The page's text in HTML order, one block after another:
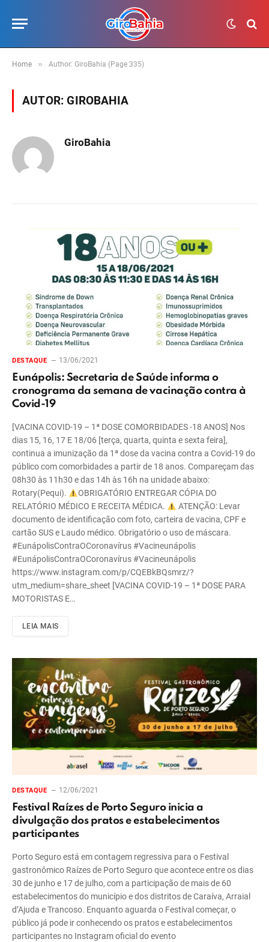
Home » Author: GiroBahia (Page 335)
AUTOR:GIROBAHIA
GiroBahia
DESTAQUE 13/06/2021
Eunápolis: Secretaria de Saúde informa o
cronograma da semana de vacinação contra à
Covid-19
[VACINA COVID-19 – 1ª DOSE COMORBIDADES -18 ANOS] Nos
dias 15, 16, 17 E 18/06 [terça, quarta, quinta e sexta feira],
continua a imunização da 1ª dose da vacina contra a Covid-19 do
público com comorbidades a partir de 18 anos. Compareçam das
08h30 às 11h30 e das 14h às 16h na unidade abaixo:
Rotary(Pequi).
OBRIGATÓRIO ENTREGAR CÓPIA DO
RELATÓRIO MÉDICO E RECEITA MÉDICA.
ATENÇÃO: Levar
documento de identificação com foto, carteira de vacina, CPF e
cartão SUS e Laudo médico. Obrigatório o uso de máscara.
#EunápolisContraOCoronavírus #Vacineunápolis
#EunápolisContraOCoronavírus #Vacineunápolis
https://www.instagram.com/p/CQEBkBQsmrz/?
utm_medium=share_sheet [VACINA COVID-19 – 1ª DOSE PARA
MOTORISTAS E…
LEIA MAIS
DESTAQUE 12/06/2021
Festival Raízes de Porto Seguro inicia a
divulgação dos pratos e estabelecimentos
participantes
Porto Seguro está em contagem regressiva para o Festival
gastronômico Raízes de Porto Seguro que acontece entre os dias
30 de junho e 17 de julho, com a participação de mais de 60
estabelecimentos do município e dos distritos de Caraíva, Arraial
d’Ajuda e Trancoso. Enquanto aguarda o Festival começar, o
público já pode ir conhecendo os pratos e estabelecimentos
participantes no Instagram oficial do evento